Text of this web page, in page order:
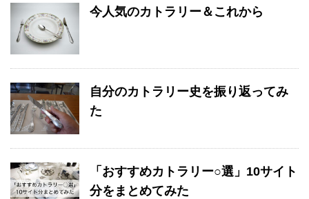
今人気のカトラリー＆これから
自分のカトラリー史を振り返ってみ
た
「おすすめカトラリー○選」10サイト
分をまとめてみた